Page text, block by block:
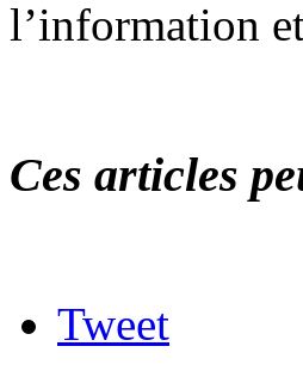
l’information
Ces articles
Tweet